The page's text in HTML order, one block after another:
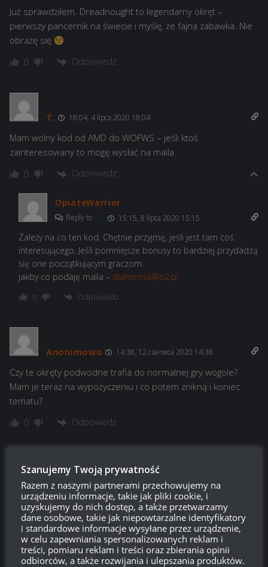
Już sprawdziłem. Dreadnought to legendarny okręt –
pierwszy pancernik na świecie i myślę, że fajna zabawka. Nie
obrażę się
0 Odpowiedz
T. 18:04, 4 lipca 2020 18:04
Mam wolny kod od AMD do WOFWS – jeśli ktoś
zainteresowany to mogę wysłać na maila
0 Odpowiedz
OpiateWarrior
Reply to T. 15:15, 8 lipca 2020 15:15
Zależy na co ten kod. Chętnie przyjmę, jeśli jest tam coś
interesującego. Jeśli pomniejsze bonusy to bardziej przydadzą
się one początkującym graczom.
jakby co podaję maila – dlaherosa@o2.pl
0 Odpowiedz
Anonimowo 14:38, 12 czerwca 2020 14:38
Czy te okręty podwodne trafia do normalnej gry wogole?
Mam je teraz na wypożyczeniu i co potem znikną i koniec
tematu?
0 Odpowiedz
Jurodiwiec 16:16, 3 czerwca 2020 16:16
Bo zepsuciu lotnisk, o.p. bardzo mi się podobają. Jest to
grywalne i daje sporo możliwości działania. Oczywiście ruski
o.p. jest prze-buffowany na maksa, ale cóż…
0 Odpowiedz
Szanujemy Twoją prywatność
Razem z naszymi partnerami przechowujemy na
urządzeniu informacje, takie jak pliki cookie, i
uzyskujemy do nich dostęp, a także przetwarzamy
dane osobowe, takie jak niepowtarzalne identyfikatory
i standardowe informacje wysyłane przez urządzenie,
w celu zapewniania spersonalizowanych reklam i
treści, pomiaru reklam i treści oraz zbierania opinii
odbiorców, a także rozwijania i ulepszania produktów.